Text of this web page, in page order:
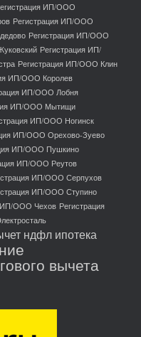
ИП/ООО
Регистрация ИП/ООО
Регистрация ИП/ООО
Регистрация ИП/
Регистрация ИП/ООО Клин
ИП/ООО Королев
ИП/ООО Лобня
ИП/ООО Мытищи
ИП/ООО Ногинск
ИП/ООО Орехово-Зуево
ИП/ООО Пушкино
ИП/ООО Реутов
ИП/ООО Серпухов
ИП/ООО Ступино
ИП/ООО Чехов Регистрация
ндфл ипотека
вычета